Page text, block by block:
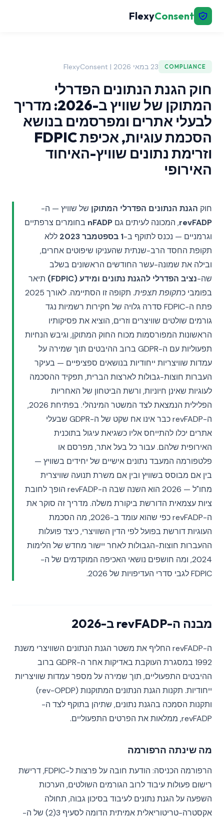
FlexyConsent
COMPLIANCE 23 במאי 2026 | FlexyConsent
חוק הגנת הנתונים הפדרלי
המתוקן של שוויץ ב-2026: מדריך
לבעלי אתרים ומפרסמים בנושא
הסכמת עוגיות, אכיפת FDPIC
וזרימת נתונים שוויץ-האיחוד
האירופי
חוק הגנת הנתונים הפדרלי המתוקן של שוויץ — ה-
revFADP, המכונה לעיתים גם nFADP בחומרים צרפתיים
וגרמניים — נכנס לתוקף ב-1 בספטמבר 2023
ללא
תקופת החסד הרב-שנתית שהעניקו שיפוטים אחרים,
ובילה את שמונה-עשר החודשים הראשונים בשלב
שה-נציב הפדרלי להגנת נתונים ומידע (FDPIC)
תיאר
בפומבי כתקופת תצפית
. תקופה זו הסתיימה. לאורך 2025
פתח ה-FDPIC סדרה גלויה של חקירות רשמיות נגד
גורמים שולטים שוויצרים וזרים, הוציא את פסיקותיו
הראשונות המפורסמות מכוח החוק המתוקן, וגיבש הנחיות
תפעוליות עם ה-GDPR ברוב ההיבטים תוך שמירה על
עמדות שוויצריות ייחודיות בנושאים ספציפיים — בעיקר
העברות חוצות-גבולות לארצות הברית, תפקיד ההסכמה
לעוגיות שאינן חיוניות, ורשת הביטחון של האחריות
הפלילית הנמצאת לצד המשטר המינהלי. בפתיחת 2026,
ה-revFADP כבר אינו אח שקט של ה-GDPR שבעלי
אתרים יכלו להתייחס אליו כשגיאת עיגול בתוכנית
האירופית שלהם. עבור כל בעל אתר, מפרסם או
פלטפורמה המעבד נתונים אישיים של יחידים בשוויץ —
בין אם מבוסס בשוויץ ובין אם משרת תנועה שוויצרית
מחו"ל — 2026 הוא השנה שבה ה-revFADP הופך לחובת
ציות עצמאית הדורשת ביקורת משלה. מדריך זה סוקר את
ה-revFADP כפי שהוא עומד ב-2026, מה הסכמת
העוגיות דורשת בפועל לפי הדין השוויצרי, כיצד פועלות
ההעברות חוצות-הגבולות לאחר יישור מחדש של הלימות
2024, ומה חושפים נושאי האכיפה המוקדמים של ה-
FDPIC לגבי סדרי העדיפויות של 2026.
מבנה ה-revFADP ב-2026
ה-revFADP החליף את משטר הגנת הנתונים השוויצרי משנת
1992 במסגרת העוקבת באדיקות אחר ה-GDPR ברוב
ההיבטים התפעוליים, תוך שמירה על מספר עמדות שוויצריות
ייחודיות. תקנות הגנת הנתונים המתוקנות (rev-OPDP)
ותקנות הסמכה בהגנת נתונים, שתיהן בתוקף לצד ה-
revFADP, ממלאות את הפרטים התפעוליים.
מה שינתה הרפורמה
הרפורמה הכניסה: הודעת חובה על פרצות ל-FDPIC, דרישת
רישום פעולות עיבוד לרוב הגורמים השולטים, הערכות
השפעה על הגנת נתונים לעיבוד בסיכון גבוה, תחולה
אקסטרה-טריטוריאלית אמיתית הדומה לסעיף 3(2) של ה-